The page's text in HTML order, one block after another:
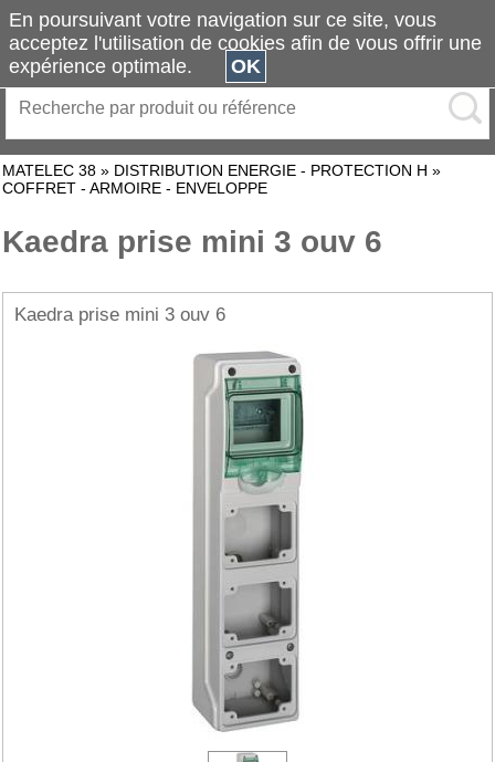
MATELEC 38 » DISTRIBUTION ENERGIE - PROTECTION H »
COFFRET - ARMOIRE - ENVELOPPE
Kaedra prise mini 3 ouv 6
Kaedra prise mini 3 ouv 6
En poursuivant votre navigation sur ce site, vous
acceptez l'utilisation de cookies afin de vous offrir une
expérience optimale.
OK